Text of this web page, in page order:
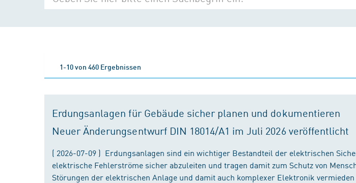
1-10 von 460 Ergebnissen
Erdungsanlagen für Gebäude sicher planen und dokumentieren
Neuer Änderungsentwurf DIN 18014/A1 im Juli 2026 veröffentlicht
( 2026-07-09 ) Erdungsanlagen sind ein wichtiger Bestandteil der elektrischen
elektrische Fehlerströme sicher abzuleiten und tragen damit zum Schutz von
Störungen der elektrischen Anlage und damit auch komplexer Elektronik